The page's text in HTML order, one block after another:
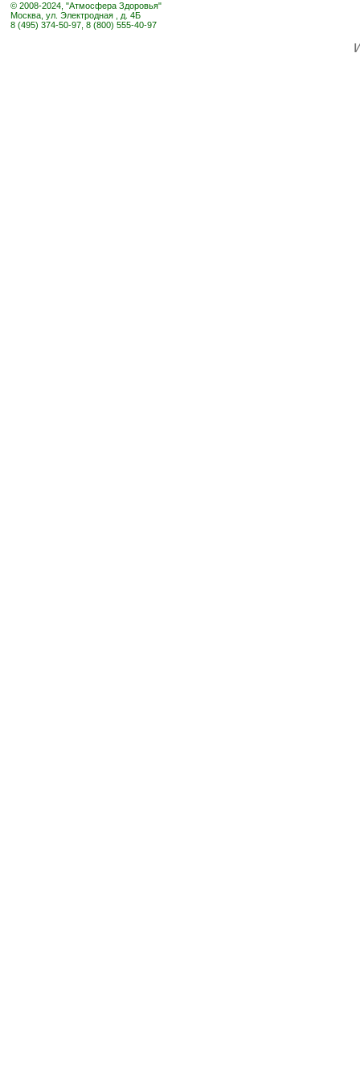
© 2008-2024, "Атмосфера Здоровья"
Москва, ул. Электродная , д. 4Б
8 (495) 374-50-97, 8 (800) 555-40-97